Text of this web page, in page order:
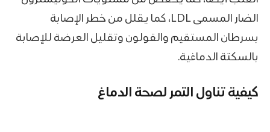
الضار المسمى LDL، كما يقلل من خطر الإصابة
بسرطان المستقيم والقولون وتقليل العرضة للإصابة
بالسكتة الدماغية.
كيفية تناول التمر لصحة الدماغ